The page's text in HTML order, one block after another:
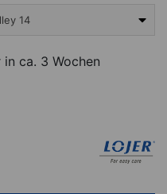
14
in ca. 3 Wochen